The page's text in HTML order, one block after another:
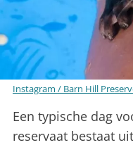
Instagram / Barn Hill
Een typische dag
reservaat bestaat